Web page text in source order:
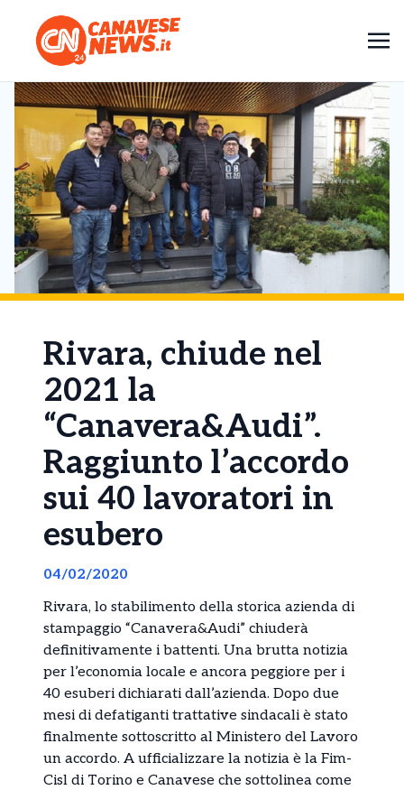
Rivara, chiude nel
2021 la
“Canavera&Audi”.
Raggiunto l’accordo
sui 40 lavoratori in
esubero
04/02/2020
Rivara, lo stabilimento della storica azienda di
stampaggio “Canavera&Audi” chiuderà
definitivamente i battenti. Una brutta notizia
per l’economia locale e ancora peggiore per i
40 esuberi dichiarati dall’azienda. Dopo due
mesi di defatiganti trattative sindacali è stato
finalmente sottoscritto al Ministero del Lavoro
un accordo. A ufficializzare la notizia è la Fim-
Cisl di Torino e Canavese che sottolinea come